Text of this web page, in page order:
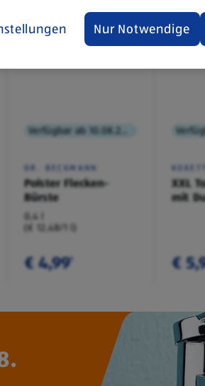
DR. BECKMANN
Polster Flecken-
Bürste
0,4 l
(€ 12,48/1 l)
€ 4,99¹
KOKETT
XXL
mit
€
Nur Notwendige